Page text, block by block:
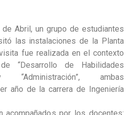
Abril, un grupo de estudiantes
las instalaciones de la Planta
fue realizada en el contexto
“Desarrollo de Habilidades
“Administración”, ambas
año de la carrera de Ingeniería